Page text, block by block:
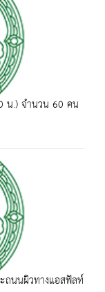
น.) จำนวน 60 คน
ถนนผิวทางแอสฟัลท์